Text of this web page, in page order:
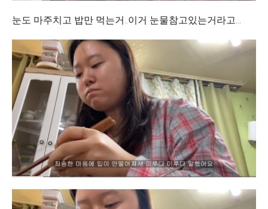
눈도 마주치고 밥만 먹는거..이거 눈물참고있는거라고...